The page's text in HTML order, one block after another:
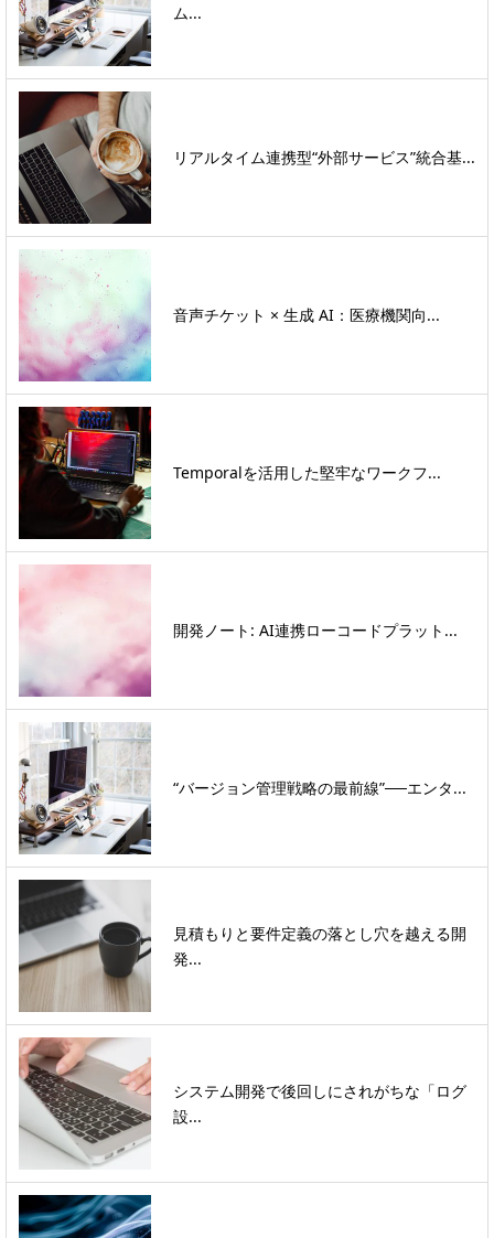
ム...
リアルタイム連携型“外部サービス”統合基...
音声チケット × 生成 AI：医療機関向...
Temporalを活用した堅牢なワークフ...
開発ノート: AI連携ローコードプラット...
“バージョン管理戦略の最前線”──エンタ...
見積もりと要件定義の落とし穴を越える開
発...
システム開発で後回しにされがちな「ログ
設...